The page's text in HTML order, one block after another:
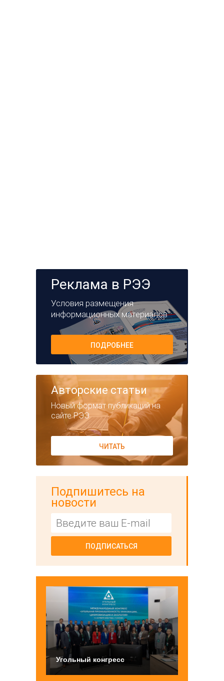
Реклама в РЭЭ
Условия размещения
информационных материалов
ПОДРОБНЕЕ
Авторские статьи
Новый формат публикаций на
сайте РЭЭ
ЧИТАТЬ
Подпишитесь на
новости
ПОДПИСАТЬСЯ
Угольный конгресс